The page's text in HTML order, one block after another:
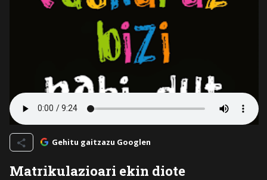
Gehitu gaitzazu Googlen
Matrikulazioari ekin diote